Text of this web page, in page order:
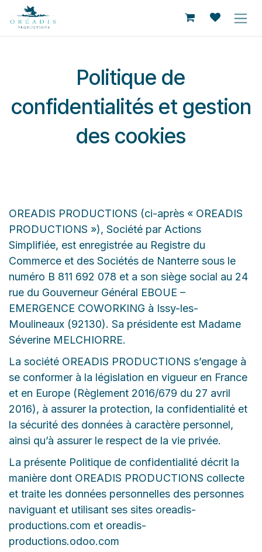
Se rendre au contenu
Politique de
confidentialités et gestion
des cookies
OREADIS PRODUCTIONS (ci-après « OREADIS
PRODUCTIONS »), Société par Actions
Simplifiée, est enregistrée au Registre du
Commerce et des Sociétés de Nanterre sous le
numéro B 811 692 078 et a son siège social au 24
rue du Gouverneur Général EBOUE –
EMERGENCE COWORKING à Issy-les-
Moulineaux (92130). Sa présidente est Madame
Séverine MELCHIORRE.
La société OREADIS PRODUCTIONS s’engage à
se conformer à la législation en vigueur en France
et en Europe (Règlement 2016/679 du 27 avril
2016), à assurer la protection, la confidentialité et
la sécurité des données à caractère personnel,
ainsi qu’à assurer le respect de la vie privée.
La présente Politique de confidentialité décrit la
manière dont OREADIS PRODUCTIONS collecte
et traite les données personnelles des personnes
naviguant et utilisant ses sites oreadis-
productions.com et oreadis-
productions.odoo.com